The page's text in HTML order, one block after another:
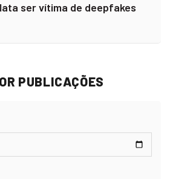
ser vítima de deepfakes
PUBLICAÇÕES